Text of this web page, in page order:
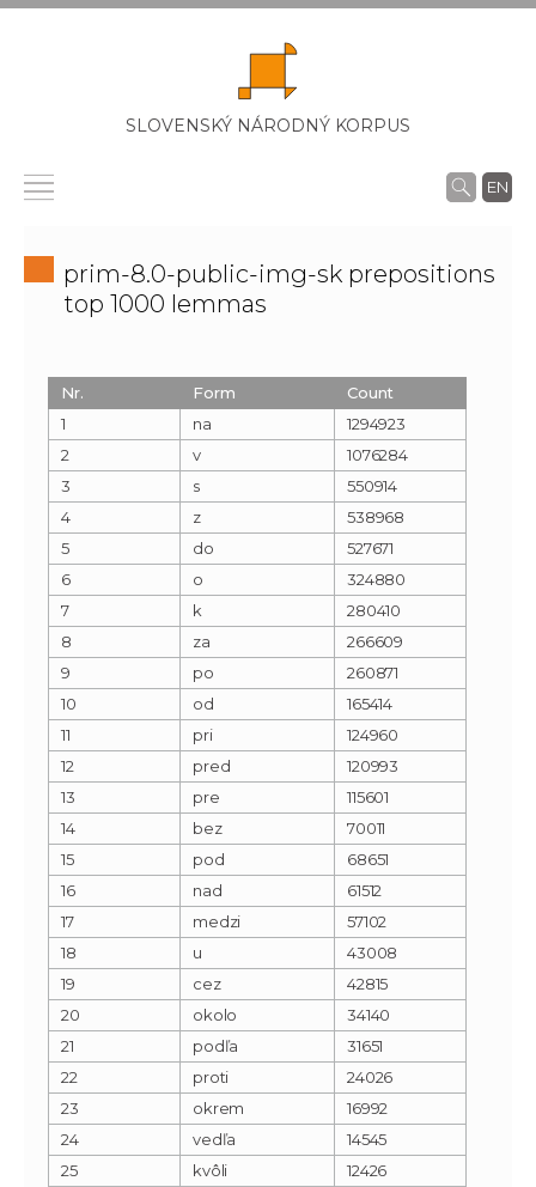
SLOVENSKÝ NÁRODNÝ KORPUS
EN
prim-8.0-public-img-sk prepositions
top 1000 lemmas
Nr. Form
Count
1
na
1294923
2
v
1076284
3
s
550914
4
z
538968
5
do
527671
6
o
324880
7
k
280410
8
za
266609
9
po
260871
10
od
165414
11
pri
124960
12
pred
120993
13
pre
115601
14
bez
70011
15
pod
68651
16
nad
61512
17
medzi
57102
18
u
43008
19
cez
42815
20
okolo
34140
21
podľa
31651
22
proti
24026
23
okrem
16992
24
vedľa
14545
25
kvôli
12426